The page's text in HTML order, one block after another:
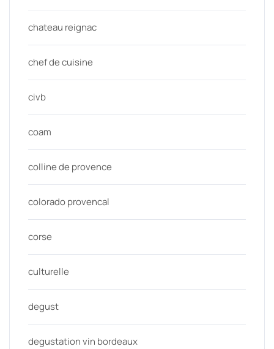
chateau reignac
chef de cuisine
civb
coam
colline de provence
colorado provencal
corse
culturelle
degust
degustation vin bordeaux